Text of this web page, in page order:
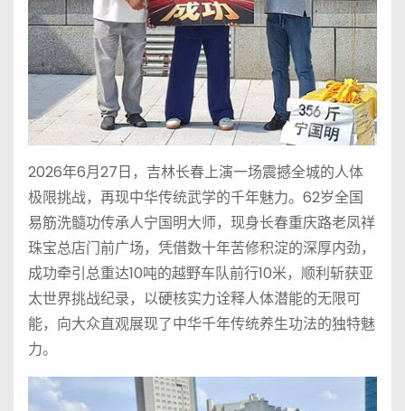
2026年6月27日，吉林长春上演一场震撼全城的人体
极限挑战，再现中华传统武学的千年魅力。62岁全国
易筋洗髓功传承人宁国明大师，现身长春重庆路老凤祥
珠宝总店门前广场，凭借数十年苦修积淀的深厚内劲，
成功牵引总重达10吨的越野车队前行10米，顺利斩获亚
太世界挑战纪录，以硬核实力诠释人体潜能的无限可
能，向大众直观展现了中华千年传统养生功法的独特魅
力。